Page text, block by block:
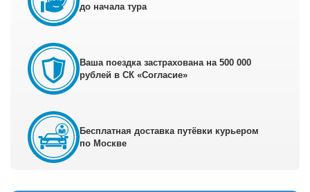
до начала тура
Ваша поездка застрахована на 500 000
рублей в СК «Согласие»
Бесплатная доставка путёвки курьером
по Москве